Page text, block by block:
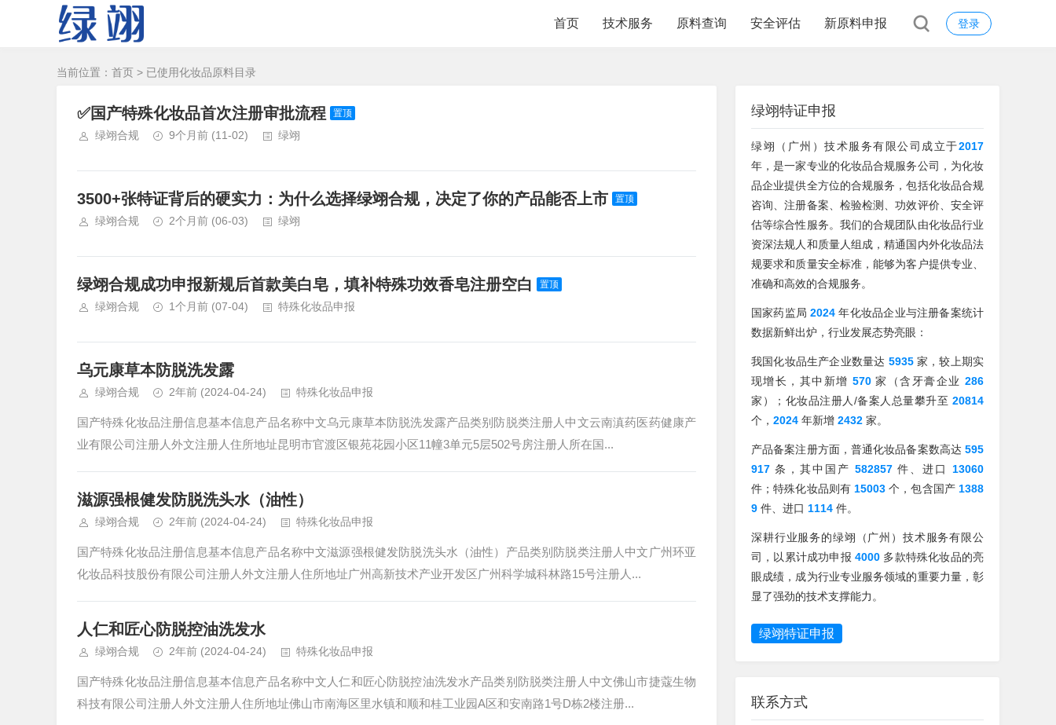
登录
首页 技术服务 原料查询 安全评估 新原料申报
当前位置： 首页 > 已使用化妆品原料目录
✅国产特殊化妆品首次注册审批流程 置顶
绿翊合规 9个月前 (11-02) 绿翊
3500+张特证背后的硬实力：为什么选择绿翊合规，决定了你的产品能否上市 置顶
绿翊合规 2个月前 (06-03) 绿翊
绿翊合规成功申报新规后首款美白皂，填补特殊功效香皂注册空白 置顶
绿翊合规 1个月前 (07-04) 特殊化妆品申报
乌元康草本防脱洗发露
绿翊合规 2年前 (2024-04-24) 特殊化妆品申报
国产特殊化妆品注册信息基本信息产品名称中文乌元康草本防脱洗发露产品类别防脱类注册人中文云南滇药医药健康产
业有限公司注册人外文注册人住所地址昆明市官渡区银苑花园小区11幢3单元5层502号房注册人所在国...
滋源强根健发防脱洗头水（油性）
绿翊合规 2年前 (2024-04-24) 特殊化妆品申报
国产特殊化妆品注册信息基本信息产品名称中文滋源强根健发防脱洗头水（油性）产品类别防脱类注册人中文广州环亚
化妆品科技股份有限公司注册人外文注册人住所地址广州高新技术产业开发区广州科学城科林路15号注册人...
人仁和匠心防脱控油洗发水
绿翊合规 2年前 (2024-04-24) 特殊化妆品申报
国产特殊化妆品注册信息基本信息产品名称中文人仁和匠心防脱控油洗发水产品类别防脱类注册人中文佛山市捷蔻生物
科技有限公司注册人外文注册人住所地址佛山市南海区里水镇和顺和桂工业园A区和安南路1号D栋2楼注册...
绿翊特证申报
绿翊（广州）技术服务有限公司成立于2017
年，是一家专业的化妆品合规服务公司，为化妆
品企业提供全方位的合规服务，包括化妆品合规
咨询、注册备案、检验检测、功效评价、安全评
估等综合性服务。我们的合规团队由化妆品行业
资深法规人和质量人组成，精通国内外化妆品法
规要求和质量安全标准，能够为客户提供专业、
准确和高效的合规服务。
国家药监局2024 年化妆品企业与注册备案统计
数据新鲜出炉，行业发展态势亮眼：
我国化妆品生产企业数量达 5935家，较上期实
现增长，其中新增 570 家（含牙膏企业 286
家）；化妆品注册人/备案人总量攀升至 20814
个， 2024 年新增 2432 家。
产品备案注册方面，普通化妆品备案数高达 595
917 条，其中国产 582857 件、进口 13060
件；特殊化妆品则有 15003 个，包含国产 1388
9 件、进口 1114 件。
深耕行业服务的绿翊（广州）技术服务有限公
司，以累计成功申报4000 多款特殊化妆品的亮
眼成绩，成为行业专业服务领域的重要力量，彰
显了强劲的技术支撑能力。
绿翊特证申报
联系方式